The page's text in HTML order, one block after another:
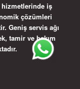
hizmetlerinde iş
çözümleri
Geniş servis ağı
tamir ve bakım